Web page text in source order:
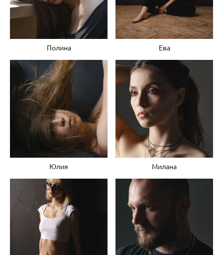
Полина Ева
Юлия Милана